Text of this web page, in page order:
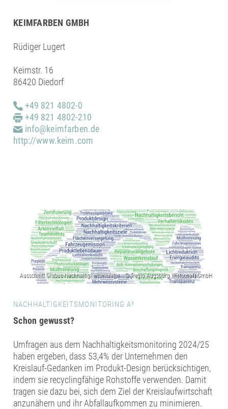
KEIMFARBEN GMBH
Rüdiger Lugert
Keimstr. 16
86420 Diedorf
+49 821 4802-0
+49 821 4802-210
info@keimfarben.de
http://www.keim.com
NACHHALTIGKEITSMONITORING A³
Schon gewusst?
Umfragen aus dem Nachhaltigkeitsmonitoring 2024/25
haben ergeben, dass 53,4% der Unternehmen den
Kreislauf-Gedanken im Produkt-Design berücksichtigen,
indem sie recyclingfähige Rohstoffe verwenden. Damit
tragen sie dazu bei, sich dem Ziel der Kreislaufwirtschaft
anzunähern und ihr Abfallaufkommen zu minimieren.